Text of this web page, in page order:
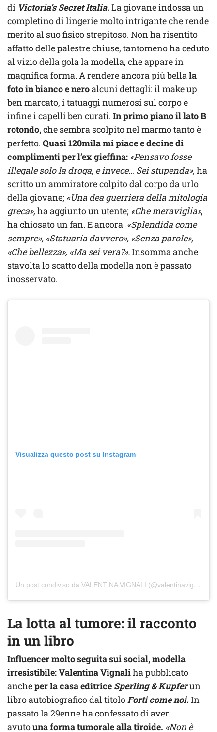
di Victoria’s Secret Italia. La giovane indossa un
completino di lingerie molto intrigante che rende
merito al suo fisico strepitoso. Non ha risentito
affatto delle palestre chiuse, tantomeno ha ceduto
al vizio della gola la modella, che appare in
magnifica forma. A rendere ancora più bella la
foto in bianco e neroalcuni dettagli: il make up
ben marcato, i tatuaggi numerosi sul corpo e
infine i capelli ben curati. In primo piano il lato B
rotondo,che sembra scolpito nel marmo tanto è
perfetto. Quasi 120mila mi piace e decine di
complimenti per l’ex gieffina: «Pensavo fosse
illegale solo la droga, e invece… Sei stupenda»,ha
scritto un ammiratore colpito dal corpo da urlo
della giovane; «Una dea guerriera della mitologia
greca»,ha aggiunto un utente; «Che meraviglia»,
ha chiosato un fan. E ancora: «Splendida come
sempre», «Statuaria davvero», «Senza parole»,
«Che bellezza», «Ma sei vera?».Insomma anche
stavolta lo scatto della modella non è passato
inosservato.
Visualizza questo post su Instagram
Un post condiviso da VALENTINA VIGNALI (@valentinavignali)
La lotta al tumore: il racconto
in un libro
Influencer molto seguita sui social, modella
irresistibile: Valentina Vignaliha pubblicato
ancheper la casa editrice Sperling & Kupferun
libro autobiografico dal titoloForti come noi. In
passato la 29enne ha confessato di aver
avutouna forma tumorale alla tiroide. «Non è